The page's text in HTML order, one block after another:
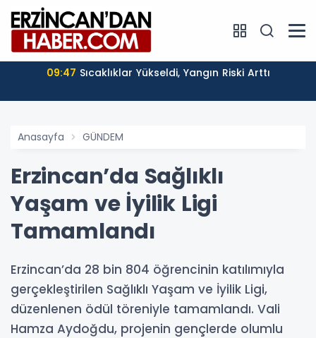
09:47 Sıcaklıklar Yükseldi, Yangın Riski Arttı
Anasayfa GÜNDEM
Erzincan’da Sağlıklı
Yaşam ve İyilik Ligi
Tamamlandı
Erzincan’da 28 bin 804 öğrencinin katılımıyla
gerçekleştirilen Sağlıklı Yaşam ve İyilik Ligi,
düzenlenen ödül töreniyle tamamlandı. Vali
Hamza Aydoğdu, projenin gençlerde olumlu